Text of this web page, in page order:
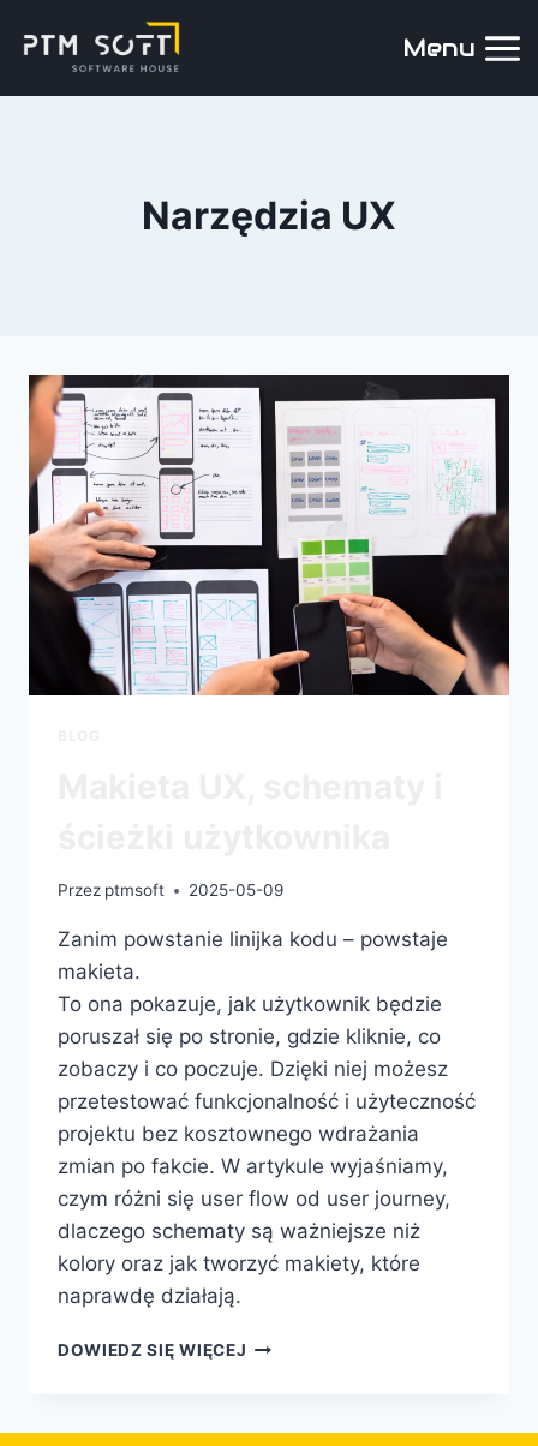
Menu
Narzędzia UX
Przez ptmsoft 2025-05-09
Zanim powstanie linijka kodu – powstaje
makieta.
To ona pokazuje, jak użytkownik będzie
poruszał się po stronie, gdzie kliknie, co
zobaczy i co poczuje. Dzięki niej możesz
przetestować funkcjonalność i użyteczność
projektu bez kosztownego wdrażania
zmian po fakcie. W artykule wyjaśniamy,
czym różni się user flow od user journey,
dlaczego schematy są ważniejsze niż
kolory oraz jak tworzyć makiety, które
naprawdę działają.
DOWIEDZ SIĘ WIĘCEJ